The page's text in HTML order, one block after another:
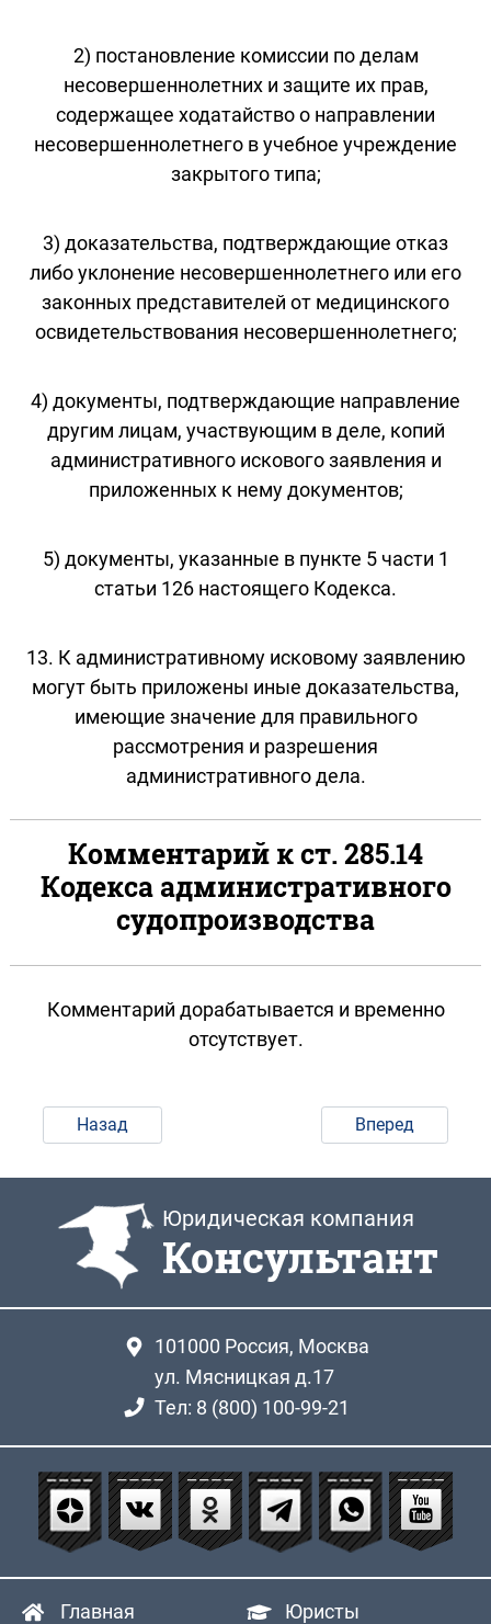
2) постановление комиссии по делам
несовершеннолетних и защите их прав,
содержащее ходатайство о направлении
несовершеннолетнего в учебное учреждение
закрытого типа;
3) доказательства, подтверждающие отказ
либо уклонение несовершеннолетнего или его
законных представителей от медицинского
освидетельствования несовершеннолетнего;
4) документы, подтверждающие направление
другим лицам, участвующим в деле, копий
административного искового заявления и
приложенных к нему документов;
5) документы, указанные в пункте 5 части 1
статьи 126 настоящего Кодекса.
13. К административному исковому заявлению
могут быть приложены иные доказательства,
имеющие значение для правильного
рассмотрения и разрешения
административного дела.
Комментарий к ст. 285.14
Кодекса административного
судопроизводства
Комментарий дорабатывается и временно
отсутствует.
Назад Вперед
Юридическая компания
Консультант
101000 Россия, Москва
ул. Мясницкая д.17
Тел: 8 (800) 100-99-21
Главная Юристы